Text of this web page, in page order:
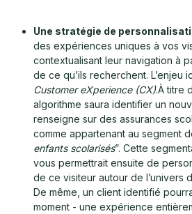
Une stratégie de
des expériences uniques à vos
contextualisant leur navigation à
de ce qu’ils recherchent. L’enjeu
Customer eXperience (CX).À titre
algorithme saura identifier un
renseigne sur des assurances
comme appartenant au segment
enfants scolarisés”. Cette
vous permettrait ensuite de
de ce visiteur autour de l’univers
De même, un client identifié
moment - une expérience